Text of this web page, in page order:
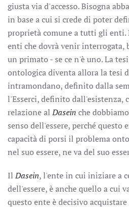
giusta via d'accesso. Bisogna
in base a cui si crede di poter
proprietà comune a tutti gli
enti che dovrà venir interrogata,
un primato - se ce n'è uno. La
ontologica diventa allora la tesi
intramondano, definito dalla
l'Esserci, definito dall'esistenza,
relazione alDasein che
senso dell'essere, perché questo
capacità di porsi il problema
nel suo essere, ne va del suo
IlDasein, l'ente in cui iniziare a
dell'essere, è anche quello a cui
questo ente è decisivo